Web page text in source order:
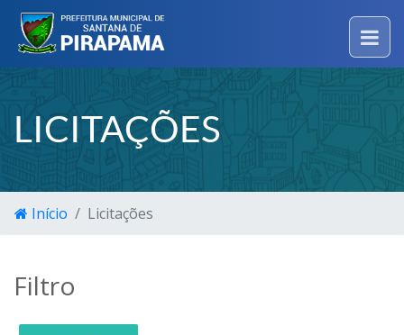
LICITAÇÕES
Início Licitações
Filtro